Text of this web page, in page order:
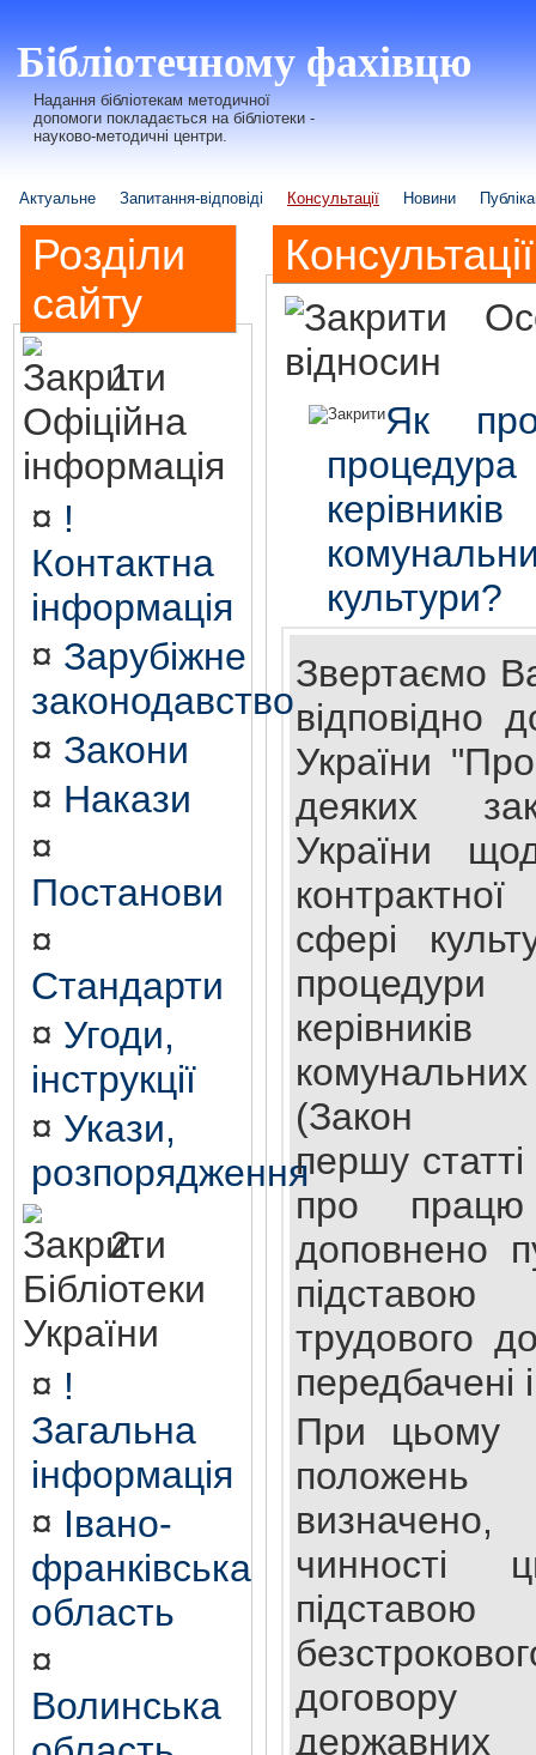
Бібліотечному фахівцю
Надання бібліотекам методичної
допомоги покладається на бібліотеки -
науково-методичні центри.
Актуальне Запитання-відповіді Консультації Новини
Розділи
сайту
1.
Офіційна
інформація
¤ !
Контактна
інформація
¤ Зарубіжне
законодавство
¤ Закони
¤ Накази
¤
Постанови
¤
Стандарти
¤ Угоди,
інструкції
¤ Укази,
розпорядження
2.
Бібліотеки
України
¤ !
Загальна
інформація
¤ Івано-
франківська
область
¤
Волинська
Консультації
відносин
Як
культури?
Звертаємо
відповідно
України
деяких
України
сфері
комунальних
(Закон
першу
про працю
доповнено
трудового
При цьому
договору